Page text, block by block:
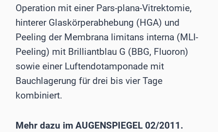
Operation mit einer Pars-plana-Vitrektomie,
hinterer Glaskörperabhebung (HGA) und
Peeling der Membrana limitans interna (MLI-
Peeling) mit Brilliantblau G (BBG, Fluoron)
sowie einer Luftendotamponade mit
Bauchlagerung für drei bis vier Tage
kombiniert.
Mehr dazu im AUGENSPIEGEL 02/2011.